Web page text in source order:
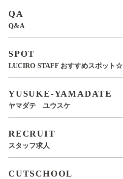
QA
Q&A
SPOT
LUCIRO STAFF おすすめスポット☆
YUSUKE-YAMADATE
ヤマダテ ユウスケ
RECRUIT
スタッフ求人
CUTSCHOOL